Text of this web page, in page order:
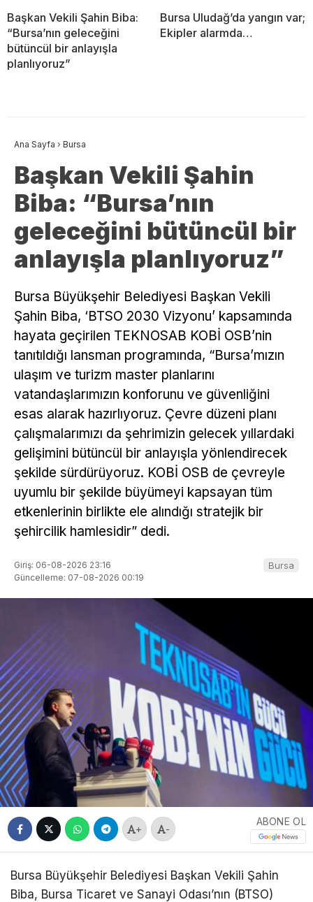
Başkan Vekili Şahin Biba:
“Bursa’nın geleceğini
bütüncül bir anlayışla
planlıyoruz”
Bursa Uludağ’da yangın var;
Ekipler alarmda…
Ana Sayfa › Bursa
Başkan Vekili Şahin
Biba: “Bursa’nın
geleceğini bütüncül bir
anlayışla planlıyoruz”
Bursa Büyükşehir Belediyesi Başkan Vekili
Şahin Biba, ‘BTSO 2030 Vizyonu’ kapsamında
hayata geçirilen TEKNOSAB KOBİ OSB’nin
tanıtıldığı lansman programında, “Bursa’mızın
ulaşım ve turizm master planlarını
vatandaşlarımızın konforunu ve güvenliğini
esas alarak hazırlıyoruz. Çevre düzeni planı
çalışmalarımızı da şehrimizin gelecek yıllardaki
gelişimini bütüncül bir anlayışla yönlendirecek
şekilde sürdürüyoruz. KOBİ OSB de çevreyle
uyumlu bir şekilde büyümeyi kapsayan tüm
etkenlerinin birlikte ele alındığı stratejik bir
şehircilik hamlesidir” dedi.
Giriş: 06-08-2026 23:16
Güncelleme: 07-08-2026 00:19
Bursa
+ -
ABONE OL
Bursa Büyükşehir Belediyesi Başkan Vekili Şahin
Biba, Bursa Ticaret ve Sanayi Odası’nın (BTSO)